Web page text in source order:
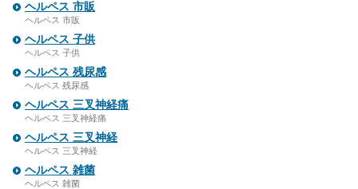
ヘルペス 市販
ヘルペス 市販
ヘルペス 子供
ヘルペス 子供
ヘルペス 残尿感
ヘルペス 残尿感
ヘルペス 三叉神経痛
ヘルペス 三叉神経痛
ヘルペス 三叉神経
ヘルペス 三叉神経
ヘルペス 雑菌
ヘルペス 雑菌